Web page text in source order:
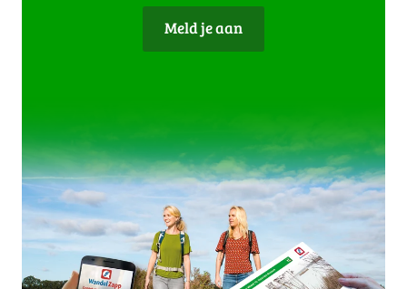
Meld je aan